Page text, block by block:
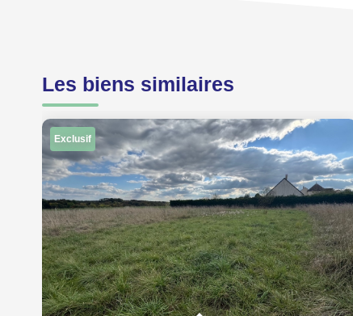
Les biens similaires
Exclusif